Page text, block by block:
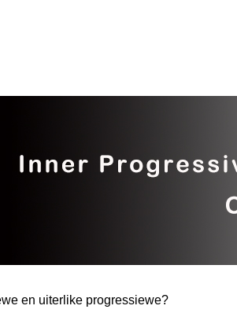
en uiterlike progressiewe?